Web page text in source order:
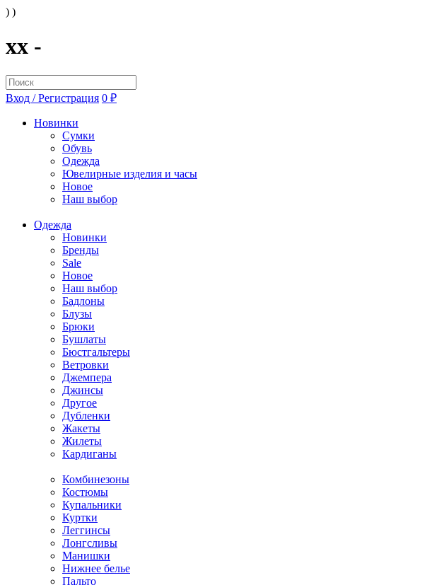
) )
xx -
Вход / Регистрация 0 ₽
Новинки
Сумки
Обувь
Одежда
Ювелирные изделия и часы
Новое
Наш выбор
Одежда
Новинки
Бренды
Sale
Новое
Наш выбор
Бадлоны
Блузы
Брюки
Бушлаты
Бюстгальтеры
Ветровки
Джемпера
Джинсы
Другое
Дубленки
Жакеты
Жилеты
Кардиганы
Комбинезоны
Костюмы
Купальники
Куртки
Леггинсы
Лонгсливы
Манишки
Нижнее белье
Пальто